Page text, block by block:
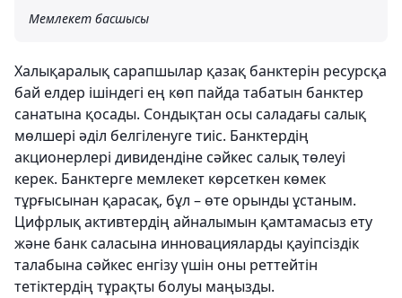
Мемлекет басшысы
Халықаралық сарапшылар қазақ банктерін ресурсқа
бай елдер ішіндегі ең көп пайда табатын банктер
санатына қосады. Сондықтан осы саладағы салық
мөлшері әділ белгіленуге тиіс. Банктердің
акционерлері дивидендіне сәйкес салық төлеуі
керек. Банктерге мемлекет көрсеткен көмек
тұрғысынан қарасақ, бұл – өте орынды ұстаным.
Цифрлық активтердің айналымын қамтамасыз ету
және банк саласына инновацияларды қауіпсіздік
талабына сәйкес енгізу үшін оны реттейтін
тетіктердің тұрақты болуы маңызды.